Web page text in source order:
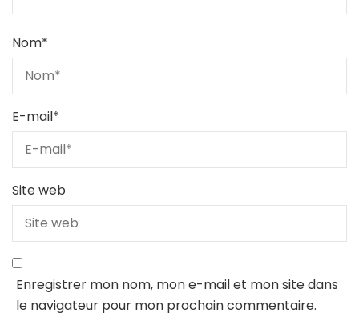
Nom*
E-mail*
Site web
Enregistrer mon nom, mon e-mail et mon site dans
le navigateur pour mon prochain commentaire.